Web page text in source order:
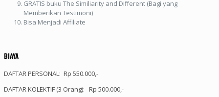
GRATIS buku The Similiarity and Different (Bagi yang
Memberikan Testimoni)
Bisa Menjadi Affiliate
BIAYA
DAFTAR PERSONAL: Rp 550.000,-
DAFTAR KOLEKTIF (3 Orang): Rp 500.000,-